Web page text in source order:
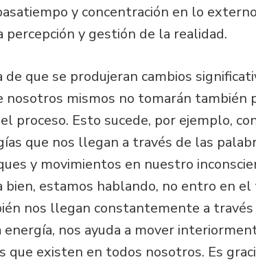
y concentración en lo
percepción y gestión de la realidad.
de que se produjeran cambios
mismos no tomarán también
proceso. Esto sucede, por ejemplo,
que nos llegan a través de las
y movimientos en nuestro
bien, estamos hablando, no entro en
nos llegan constantemente a
nos ayuda a mover
que existen en todos nosotros. Es